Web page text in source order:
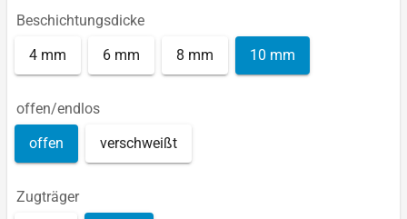
Beschichtungsdicke
4 mm 6 mm 8 mm 10 mm
offen/endlos
offen verschweißt
Zugträger